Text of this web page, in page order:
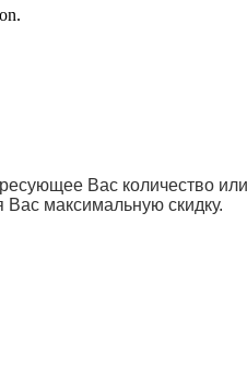
Вас количество или
максимальную скидку.